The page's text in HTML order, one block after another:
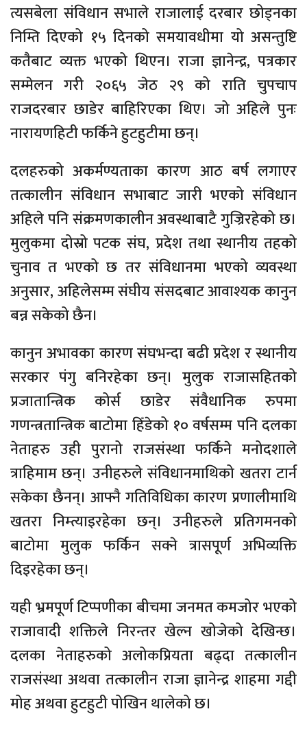
त्यसबेला संविधान सभाले राजालाई दरबार छोड्नका
निम्ति दिएको १५ दिनको समयावधीमा यो असन्तुष्टि
कतैबाट व्यक्त भएको थिएन। राजा ज्ञानेन्द्र, पत्रकार
सम्मेलन गरी २०६५ जेठ २९ को राति चुपचाप
राजदरबार छाडेर बाहिरिएका थिए। जो अहिले पुनः
नारायणहिटी फर्किने हुटहुटीमा छन्।
दलहरुको अकर्मण्यताका कारण आठ बर्ष लगाएर
तत्कालीन संविधान सभाबाट जारी भएको संविधान
अहिले पनि संक्रमणकालीन अवस्थाबाटै गुज्रिरहेको छ।
मुलुकमा दोस्रो पटक संघ, प्रदेश तथा स्थानीय तहको
चुनाव त भएको छ तर संविधानमा भएको व्यवस्था
अनुसार, अहिलेसम्म संघीय संसदबाट आवाश्यक कानुन
बन्न सकेको छैन।
कानुन अभावका कारण संघभन्दा बढी प्रदेश र स्थानीय
सरकार पंगु बनिरहेका छन्। मुलुक राजासहितको
प्रजातान्त्रिक कोर्स छाडेर संवैधानिक रुपमा
गणन्त्रतान्त्रिक बाटोमा हिँडेको १० वर्षसम्म पनि दलका
नेताहरु उही पुरानो राजसंस्था फर्किने मनोदशाले
त्राहिमाम छन्। उनीहरुले संविधानमाथिको खतरा टार्न
सकेका छैनन्। आफ्नै गतिविधिका कारण प्रणालीमाथि
खतरा निम्त्याइरहेका छन्। उनीहरुले प्रतिगमनको
बाटोमा मुलुक फर्किन सक्ने त्रासपूर्ण अभिव्यक्ति
दिइरहेका छन्।
यही भ्रमपूर्ण टिप्पणीका बीचमा जनमत कमजोर भएको
राजावादी शक्तिले निरन्तर खेल्न खोजेको देखिन्छ।
दलका नेताहरुको अलोकप्रियता बढ्दा तत्कालीन
राजसंस्था अथवा तत्कालीन राजा ज्ञानेन्द्र शाहमा गद्दी
मोह अथवा हुटहुटी पोखिन थालेको छ।